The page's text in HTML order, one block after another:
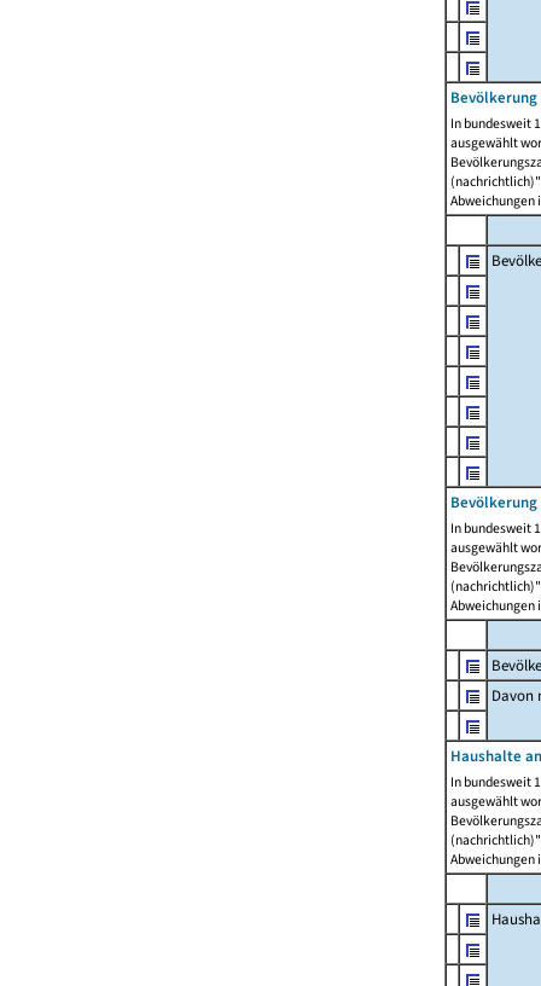
In bundesweit
ausgewählt
Abweichungen
In bundesweit
ausgewählt
Abweichungen
Davon
Haushalte
In bundesweit
ausgewählt
Abweichungen